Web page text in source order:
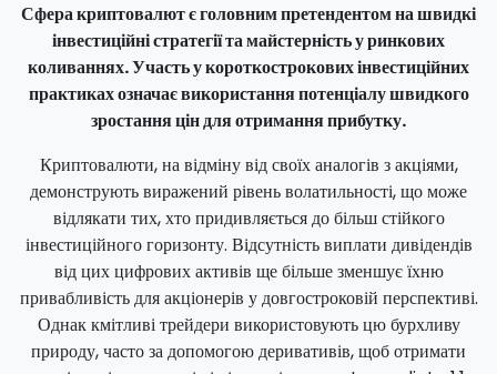
Сфера криптовалют є головним претендентом на швидкі
інвестиційні стратегії та майстерність у ринкових
коливаннях. Участь у короткострокових інвестиційних
практиках означає використання потенціалу швидкого
зростання цін для отримання прибутку.
Криптовалюти, на відміну від своїх аналогів з акціями,
демонструють виражений рівень волатильності, що може
відлякати тих, хто придивляється до більш стійкого
інвестиційного горизонту. Відсутність виплати дивідендів
від цих цифрових активів ще більше зменшує їхню
привабливість для акціонерів у довгостроковій перспективі.
Однак кмітливі трейдери використовують цю бурхливу
природу, часто за допомогою деривативів, щоб отримати